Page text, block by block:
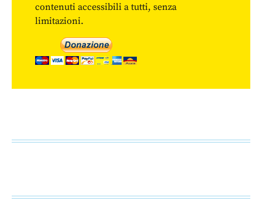
contenuti accessibili a tutti, senza
limitazioni.